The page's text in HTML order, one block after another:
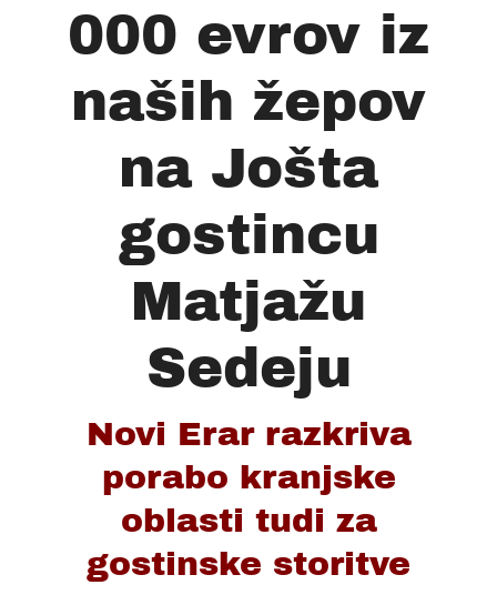
000 evrov iz
naših žepov
na Jošta
gostincu
Matjažu
Sedeju
Novi Erar razkriva
porabo kranjske
oblasti tudi za
gostinske storitve